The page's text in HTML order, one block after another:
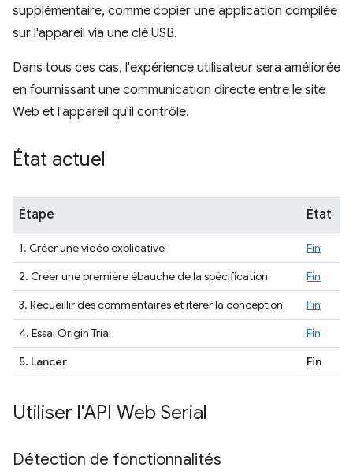
supplémentaire, comme copier une application compilée
sur l'appareil via une clé USB.
Dans tous ces cas, l'expérience utilisateur sera améliorée
en fournissant une communication directe entre le site
Web et l'appareil qu'il contrôle.
État actuel
Étape État
1. Créer une vidéo explicative
Fin
2. Créer une première ébauche de la spécification
Fin
3. Recueillir des commentaires et itérer la conception
Fin
4. Essai Origin Trial
Fin
5. Lancer
Fin
Utiliser l'API Web Serial
Détection de fonctionnalités